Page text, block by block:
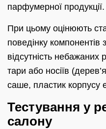
парфумерної продукції.
При цьому оцінюють
поведінку компонентів
відсутність небажаних
тари або носіїв
саше, пластик корпусу
Тестування у
салону